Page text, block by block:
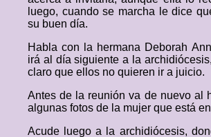
luego, cuando se marcha le dice
su buen día.
Habla con la hermana Deborah
irá al día siguiente a la
claro que ellos no quieren ir a juicio.
Antes de la reunión va de nuevo al
algunas fotos de la mujer que está
Acude luego a la archidiócesis,